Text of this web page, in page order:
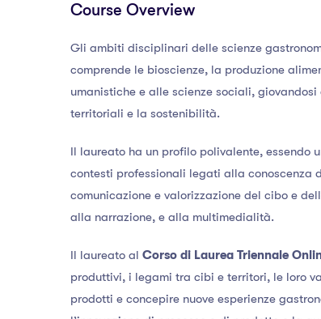
Course Overview
Gli ambiti disciplinari delle scienze
comprende le bioscienze, la produzione
umanistiche e alle scienze sociali,
territoriali e la sostenibilità.
Il laureato ha un profilo polivalente, essendo
contesti professionali legati alla conoscenza
comunicazione e valorizzazione del cibo e
alla narrazione, e alla multimedialità.
Il laureato al Corso di Laurea Triennale
produttivi, i legami tra cibi e territori, le loro
prodotti e concepire nuove esperienze